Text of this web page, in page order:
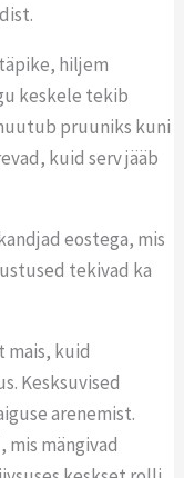
hiljem
keskele tekib
pruuniks kuni
kuid serv jääb
eostega, mis
tekivad ka
mais, kuid
Kesksuvised
arenemist.
mis mängivad